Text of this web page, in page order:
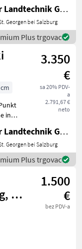
194 -
Binder Landtechnik GmbH & CoKG
Georgen bei Salzburg
Plus trgovac
3.350
€
sa 20% PDV-
a
2.791,67 €
neto
in
Kat. 1
cm
Binder Landtechnik GmbH & CoKG
Georgen bei Salzburg
Plus trgovac
1,8
1.500
€
bez PDV-a